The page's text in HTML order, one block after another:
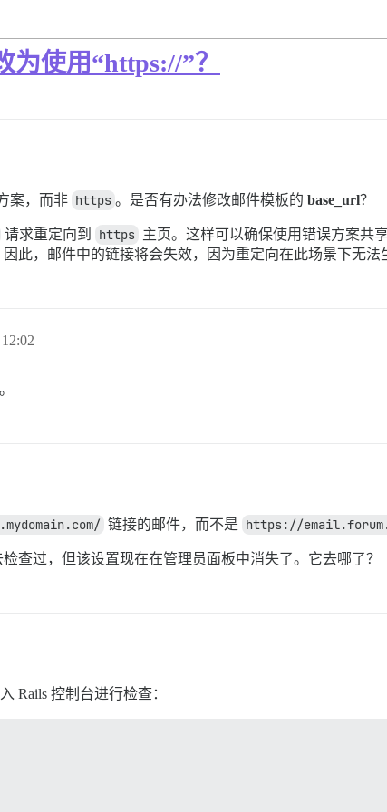
使用“https://”？
案，而非 https 。是否有办法修改邮件模板的 base_url？
请求重定向到 https 主页。这样可以确保使用错误方案共
此，邮件中的链接将会失效，因为重定向在此场景下无法
链接的邮件，而不是 https://
查过，但该设置现在在管理员面板中消失了。它去哪了？
Rails 控制台进行检查：